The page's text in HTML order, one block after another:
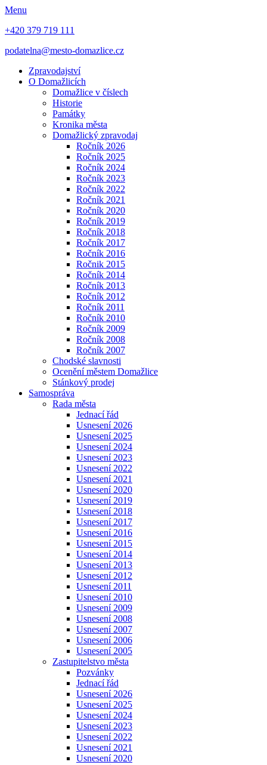
Menu
+420 379 719 111
podatelna@mesto-domazlice.cz
Zpravodajství
O Domažlicích
Domažlice v číslech
Historie
Památky
Kronika města
Domažlický zpravodaj
Ročník 2026
Ročník 2025
Ročník 2024
Ročník 2023
Ročník 2022
Ročník 2021
Ročník 2020
Ročník 2019
Ročník 2018
Ročník 2017
Ročník 2016
Ročnik 2015
Ročník 2014
Ročník 2013
Ročník 2012
Ročník 2011
Ročník 2010
Ročník 2009
Ročník 2008
Ročník 2007
Chodské slavnosti
Ocenění městem Domažlice
Stánkový prodej
Samospráva
Rada města
Jednací řád
Usnesení 2026
Usnesení 2025
Usnesení 2024
Usnesení 2023
Usnesení 2022
Usnesení 2021
Usnesení 2020
Usnesení 2019
Usnesení 2018
Usnesení 2017
Usnesení 2016
Usnesení 2015
Usnesení 2014
Usnesení 2013
Usnesení 2012
Usnesení 2011
Usnesení 2010
Usnesení 2009
Usnesení 2008
Usnesení 2007
Usnesení 2006
Usnesení 2005
Zastupitelstvo města
Pozvánky
Jednací řád
Usnesení 2026
Usnesení 2025
Usnesení 2024
Usnesení 2023
Usnesení 2022
Usnesení 2021
Usnesení 2020